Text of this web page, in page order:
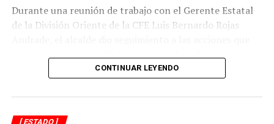
Durante una reunión de trabajo con el Gerente Estatal
de la División Oriente de la CFE Luis Bernardo Rojas
comunidades, colonias y la zona centro de la
mantenimiento, modernización y fortalecimiento de la
red eléctrica.
CONTINUAR LEYENDO
[ ESTADO ]